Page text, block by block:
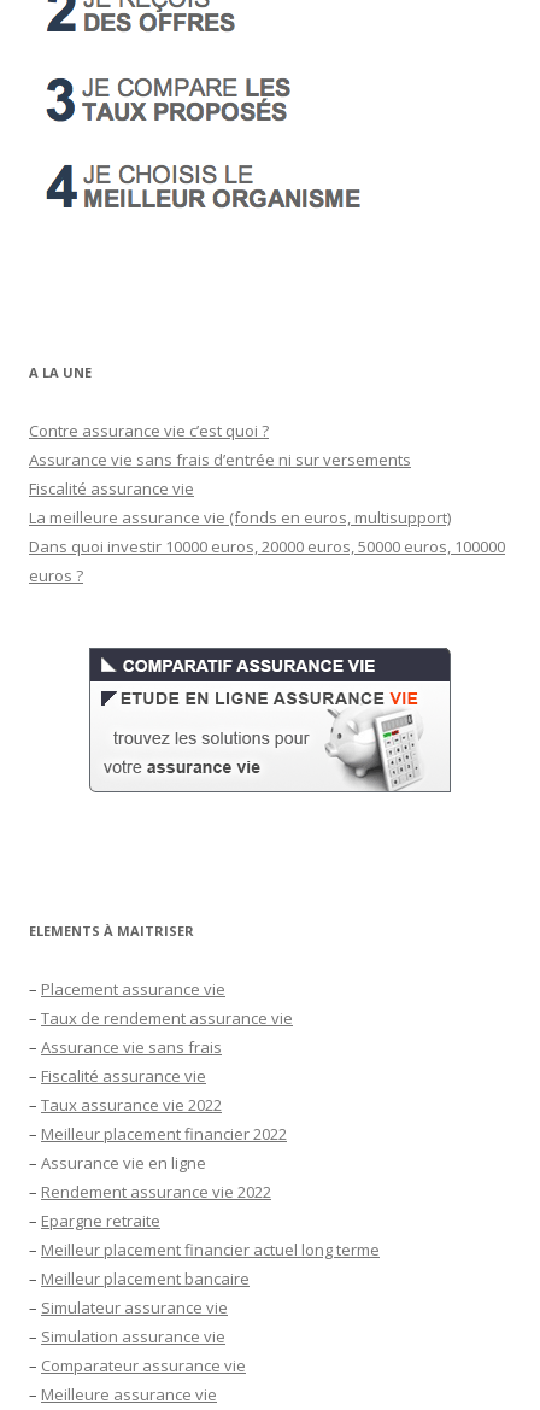
A LA UNE
Contre assurance vie c’est quoi ?
Assurance vie sans frais d’entrée ni sur versements
Fiscalité assurance vie
La meilleure assurance vie (fonds en euros, multisupport)
Dans quoi investir 10000 euros, 20000 euros, 50000 euros, 100000
euros ?
ELEMENTS À MAITRISER
– Placement assurance vie
– Taux de rendement assurance vie
– Assurance vie sans frais
– Fiscalité assurance vie
– Taux assurance vie 2022
– Meilleur placement financier 2022
– Assurance vie en ligne
– Rendement assurance vie 2022
– Epargne retraite
– Meilleur placement financier actuel long terme
– Meilleur placement bancaire
– Simulateur assurance vie
– Simulation assurance vie
– Comparateur assurance vie
– Meilleure assurance vie